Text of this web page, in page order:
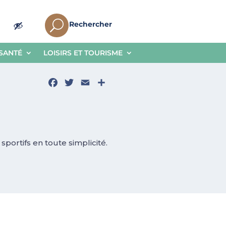
U Rechercher
LOISIRS ET TOURISME
Facebook
Twitter
Email
en toute simplicité.